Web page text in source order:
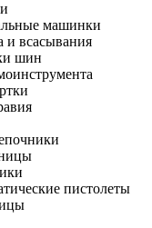
машинки
и всасывания
шин
пистолеты